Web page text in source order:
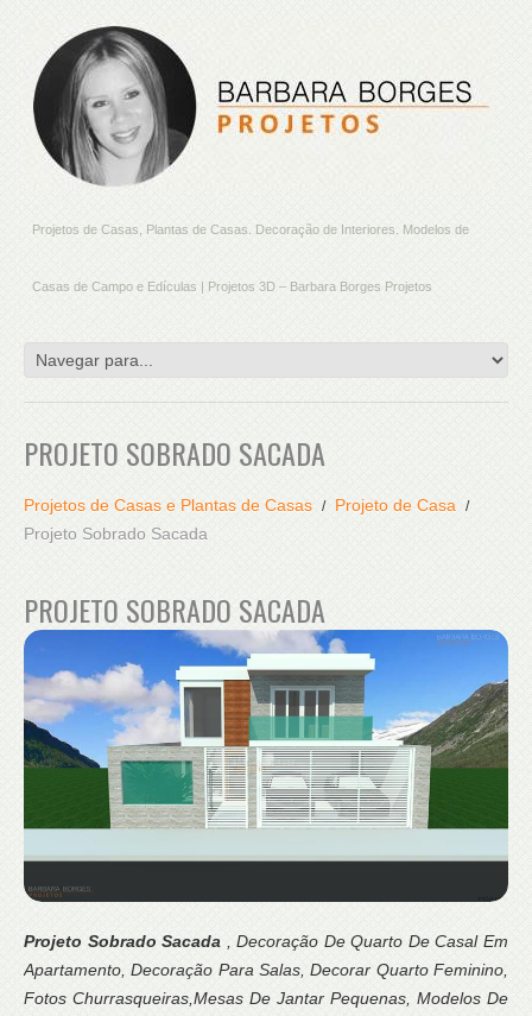
Projetos de Casas, Plantas de Casas. Decoração de Interiores. Modelos de
Casas de Campo e Edículas | Projetos 3D – Barbara Borges Projetos
PROJETO SOBRADO SACADA
Projetos de Casas e Plantas de Casas
Projeto de Casa
Projeto Sobrado Sacada
PROJETO SOBRADO SACADA
Projeto Sobrado Sacada , Decoração De Quarto De Casal Em
Apartamento, Decoração Para Salas, Decorar Quarto Feminino,
Fotos Churrasqueiras,Mesas De Jantar Pequenas, Modelos De